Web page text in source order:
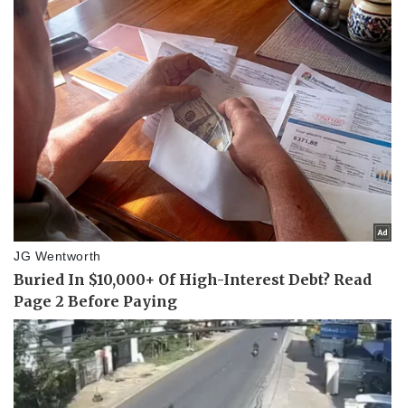
Doanh nghiệp
Thông tin doanh nghiệp
Doanh nghiệp 24h
Doanh nhân
Vì cộng đồng
Công nghệ
Sành điệu
Tin Công nghệ
Trải nghiệm
Chuyển đổi số